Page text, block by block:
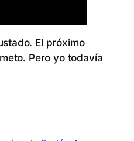
El pró­xi­mo
Pe­ro yo to­da­vía